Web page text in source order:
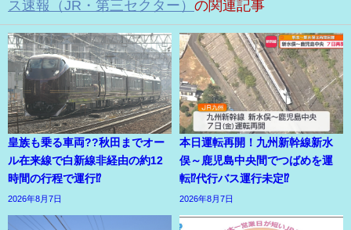
ス速報（JR・第三セクター） の関連記事
皇族も乗る車両??秋田までオー
ル在来線で白新線非経由の約12
時間の行程で運行⁉
2026年8月7日
本日運転再開！九州新幹線新水
俣～鹿児島中央間でつばめを運
転⁉代行バス運行未定⁉
2026年8月7日